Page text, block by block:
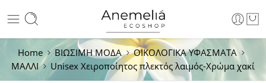
Home ΒΙΩΣΙΜΗ ΜΟΔΑ
ΟΙΚΟΛΟΓΙΚΑ ΥΦΑΣΜΑΤΑ
ΜΑΛΛΙ
Unisex Χειροποίητος πλεκτός λαιμός-Χρώμα χακί